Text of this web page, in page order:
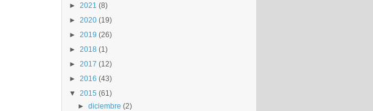
► 2021 (8)
► 2020 (19)
► 2019 (26)
► 2018 (1)
► 2017 (12)
► 2016 (43)
▼ 2015 (61)
►diciembre (2)